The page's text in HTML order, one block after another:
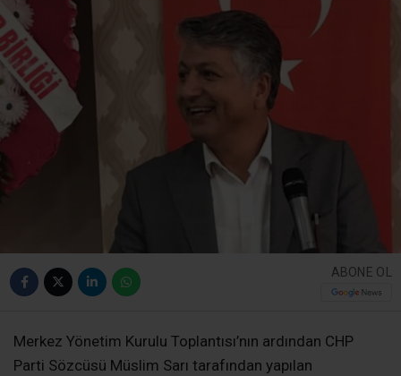
ABONE OL
Merkez Yönetim Kurulu Toplantısı’nın ardından CHP
Parti Sözcüsü Müslim Sarı tarafından yapılan